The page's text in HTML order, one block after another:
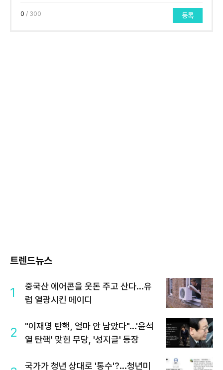
0 / 300 등록
트렌드뉴스
1
중국산 에어콘을 웃돈 주고 산다...유
럽 열광시킨 메이디
2
"이재명 탄핵, 얼마 안 남았다"...'윤석
열 탄핵' 맞힌 무당, '성지글' 등장
국가가 청년 상대로 '통수'?...청년미